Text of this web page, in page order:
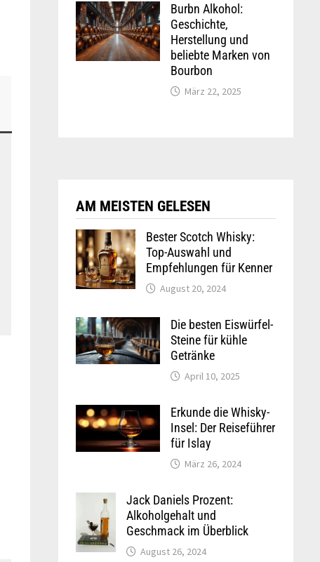
Burbn Alkohol:
Geschichte,
Herstellung und
beliebte Marken von
Bourbon
März 22, 2025
AM MEISTEN GELESEN
Bester Scotch Whisky:
Top-Auswahl und
Empfehlungen für Kenner
August 20, 2024
Die besten Eiswürfel-
Steine für kühle
Getränke
April 10, 2025
Erkunde die Whisky-
Insel: Der Reiseführer
für Islay
März 26, 2024
Jack Daniels Prozent:
Alkoholgehalt und
Geschmack im Überblick
August 26, 2024